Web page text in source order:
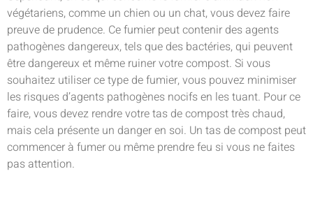
végétariens, comme un chien ou un chat, vous devez faire
preuve de prudence. Ce fumier peut contenir des agents
pathogènes dangereux, tels que des bactéries, qui peuvent
être dangereux et même ruiner votre compost. Si vous
souhaitez utiliser ce type de fumier, vous pouvez minimiser
les risques d’agents pathogènes nocifs en les tuant. Pour ce
faire, vous devez rendre votre tas de compost très chaud,
mais cela présente un danger en soi. Un tas de compost peut
commencer à fumer ou même prendre feu si vous ne faites
pas attention.